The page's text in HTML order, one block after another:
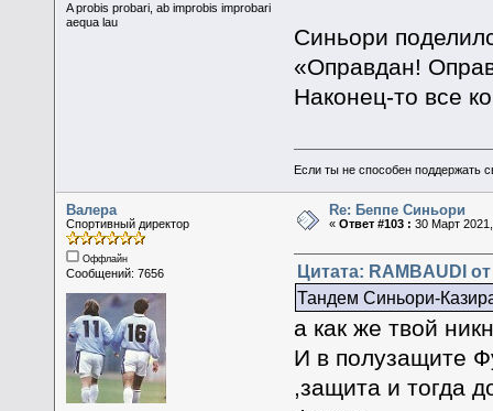
A probis probari, ab improbis improbari
aequa lau
Синьори
«Оправдан!
Наконец-то все
Если ты не способен поддержать
Валера
Спортивный директор
Оффлайн
Сообщений: 7656
Re: Беппе Синьори
«Ответ #103 : 30 Март
Цитата: RAMBAUDI
Тандем Синьори-
а как же твой
И в полузащите
,защита и тогда